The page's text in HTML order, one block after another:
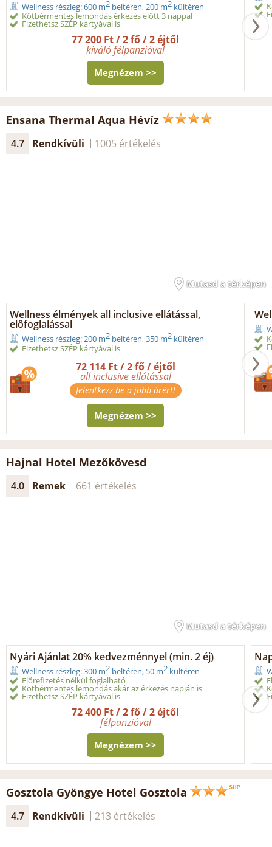
Wellness részleg: 600 m2 beltéren, 200 m2 kültéren
Kötbérmentes lemondás érkezés előtt 3 nappal
Fizethetsz SZÉP kártyával is
77 200 Ft / 2 fő / 2 éjtől
kiváló félpanzióval
Megnézem >>
Ensana Thermal Aqua Hévíz
4.7 Rendkívüli 1005 értékelés
Mutasd a térképen
Wellness élmények all inclusive ellátással,
előfoglalással
Wellness részleg: 200 m2 beltéren, 350 m2 kültéren
Fizethetsz SZÉP kártyával is
72 114 Ft / 2 fő / éjtől
all inclusive ellátással
Jelentkezz be a jobb árért!
Megnézem >>
Hajnal Hotel Mezőkövesd
4.0 Remek 661 értékelés
Mutasd a térképen
Nyári Ajánlat 20% kedvezménnyel (min. 2 éj)
Wellness részleg: 300 m2 beltéren, 50 m2 kültéren
Előrefizetés nélkül foglalható
Kötbérmentes lemondás akár az érkezés napján is
Fizethetsz SZÉP kártyával is
72 400 Ft / 2 fő / 2 éjtől
félpanzióval
Megnézem >>
Gosztola Gyöngye Hotel Gosztola
4.7 Rendkívüli 213 értékelés